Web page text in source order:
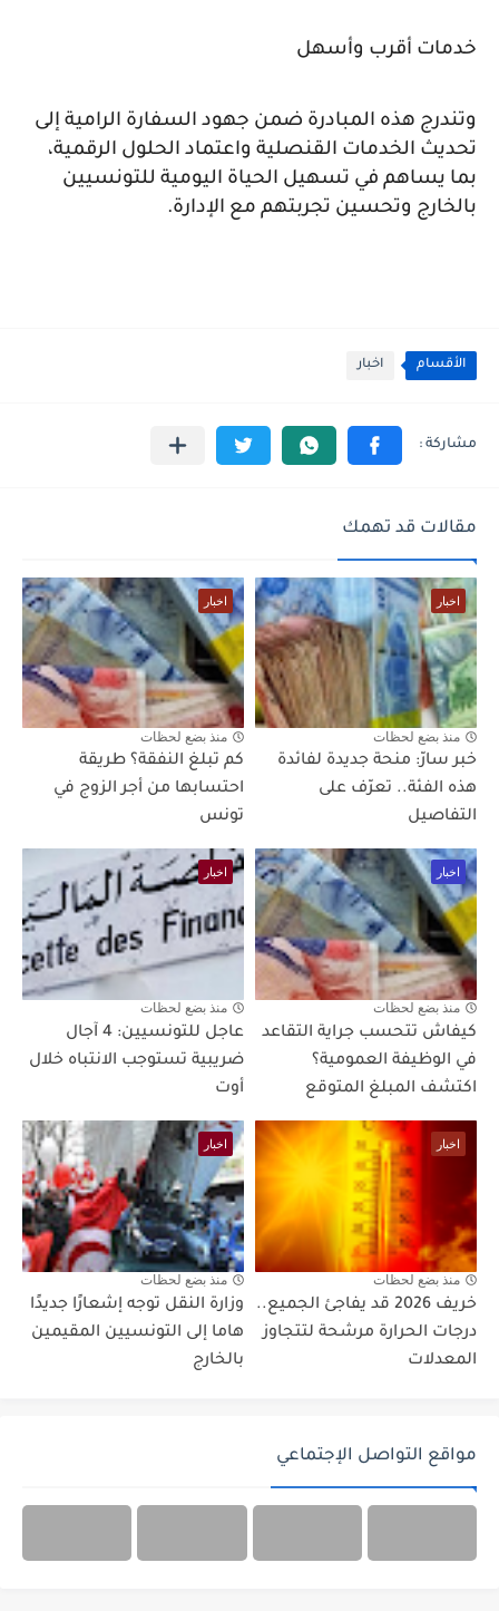
خدمات أقرب وأسهل
وتندرج هذه المبادرة ضمن جهود السفارة الرامية إلى
تحديث الخدمات القنصلية واعتماد الحلول الرقمية،
بما يساهم في تسهيل الحياة اليومية للتونسيين
بالخارج وتحسين تجربتهم مع الإدارة.
الأقسام اخبار
مقالات قد تهمك
اخبار
منذ بضع لحظات
خبر سارّ: منحة جديدة لفائدة
هذه الفئة.. تعرّف على
التفاصيل
اخبار
منذ بضع لحظات
كم تبلغ النفقة؟ طريقة
احتسابها من أجر الزوج في
تونس
اخبار
منذ بضع لحظات
كيفاش تتحسب جراية التقاعد
في الوظيفة العمومية؟
اكتشف المبلغ المتوقع
اخبار
منذ بضع لحظات
عاجل للتونسيين: 4 آجال
ضريبية تستوجب الانتباه خلال
أوت
اخبار
منذ بضع لحظات
خريف 2026 قد يفاجئ الجميع..
درجات الحرارة مرشحة لتتجاوز
المعدلات
اخبار
منذ بضع لحظات
وزارة النقل توجه إشعارًا جديدًا
هاما إلى التونسيين المقيمين
بالخارج
مواقع التواصل الإجتماعي